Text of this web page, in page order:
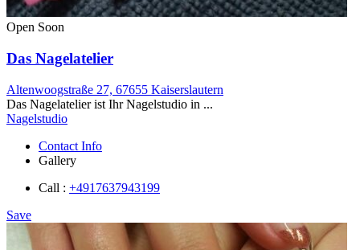
Open Soon
Das Nagelatelier
Altenwoogstraße 27, 67655 Kaiserslautern
Das Nagelatelier ist Ihr Nagelstudio in ...
Nagelstudio
Contact Info
Gallery
Call : +4917637943199
Save